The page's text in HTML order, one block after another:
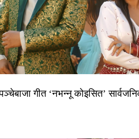
पञ्चेबाजा गीत ‘नभन्नू कोइसित’